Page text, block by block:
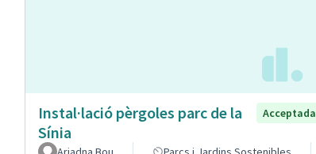
Instal·lació pèrgoles parc de la
Sínia
Acceptada